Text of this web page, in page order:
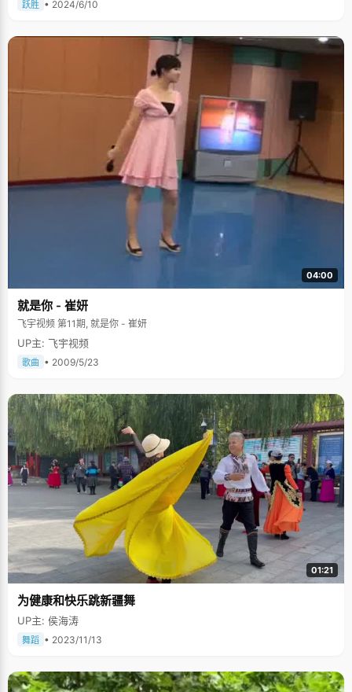
跃胜 • 2024/6/10
04:00
就是你 - 崔妍
飞宇视频 第11期, 就是你 - 崔妍
UP主: 飞宇视频
歌曲 • 2009/5/23
01:21
为健康和快乐跳新疆舞
UP主: 侯海涛
舞蹈 • 2023/11/13